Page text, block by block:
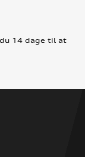
14 dage til at